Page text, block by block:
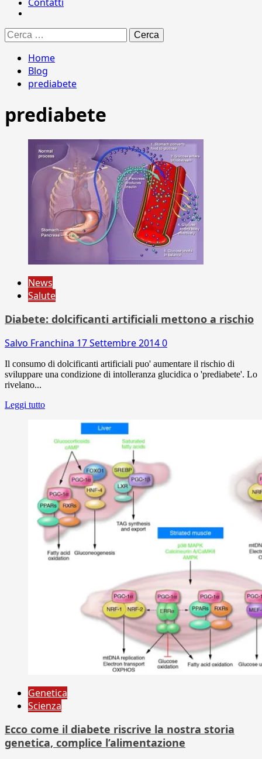
Ricerca
per:
Home
Blog
prediabete
prediabete
News
Salute
Diabete: dolcificanti artificiali mettono a rischio
Salvo Franchina 17 Settembre 20140
Il consumo di dolcificanti artificiali puo' aumentare il rischio di
sviluppare una condizione di intolleranza glucidica o 'prediabete'. Lo
rivelano...
Leggi tutto
Genetica
Scienza
Ecco come il diabete riscrive la nostra storia
genetica, complice l’alimentazione